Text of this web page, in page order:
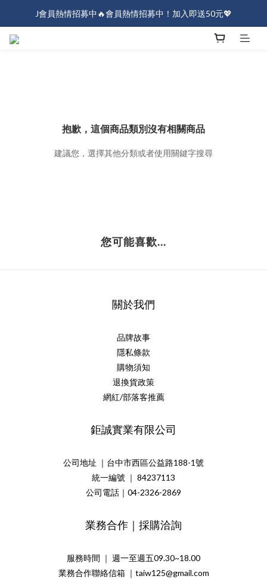
J會員熱情招募中🔥會員熱情招募中！加入即送50元💖
J會員熱情招募中🔥會員熱情招募中！加入即送50元💖
抱歉，這個商品類別沒有相關商品
建議您，選擇其他分類或者使用關鍵字搜尋
您可能喜歡...
關於我們
品牌故事
隱私條款
購物須知
退換貨政策
網紅/部落客推薦
鉅誠實業有限公司
公司地址 ｜台中市西區公益路188-1號
統一編號 ｜ 84237113
公司電話｜04-2326-2869
業務合作｜採購洽詢
服務時間 ｜ 週一至週五09.30~18.00
業務合作聯絡信箱 ｜taiw125@gmail.com